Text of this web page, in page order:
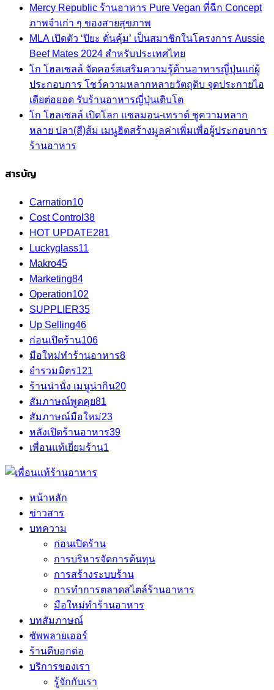
Mercy Republic ร้านอาหาร Pure Vegan ที่ฉีก Concept
ภาพจำเก่า ๆ ของสายสุขภาพ
MLA เปิดตัว ‘ปิยะ ดั่นคุ้ม’ เป็นสมาชิกในโครงการ Aussie
Beef Mates 2024 สำหรับประเทศไทย
โก โฮลเซลล์ จัดคอร์สเสริมความรู้ด้านอาหารญี่ปุ่นแก่ผู้
ประกอบการ โชว์ความหลากหลายวัตถุดิบ จุดประกายไอ
เดียต่อยอด รับร้านอาหารญี่ปุ่นเติบโต
โก โฮลเซลล์ เปิดโลก แซลมอน-เทราต์ ชูความหลาก
หลาย ปลา(สี)ส้ม เมนูฮิตสร้างมูลค่าเพิ่มเพื่อผู้ประกอบการ
ร้านอาหาร
สารบัญ
Carnation10
Cost Control 38
HOT UPDATE281
Luckyglass11
Makro45
Marketing84
Operation102
SUPPLIER35
Up Selling46
ก่อนเปิดร้าน106
มือใหม่ทำร้านอาหาร8
ยำรวมมิตร121
ร้านน่านั่ง เมนูน่ากิน20
สัมภาษณ์พูดคุย81
สัมภาษณ์มือใหม่23
หลังเปิดร้านอาหาร39
เพื่อนแท้เยี่ยมร้าน1
หน้าหลัก
ข่าวสาร
บทความ
ก่อนเปิดร้าน
การบริหารจัดการต้นทุน
การสร้างระบบร้าน
การทำการตลาดสไตล์ร้านอาหาร
มือใหม่ทำร้านอาหาร
บทสัมภาษณ์
ซัพพลายเออร์
ร้านดีบอกต่อ
บริการของเรา
รู้จักกับเรา